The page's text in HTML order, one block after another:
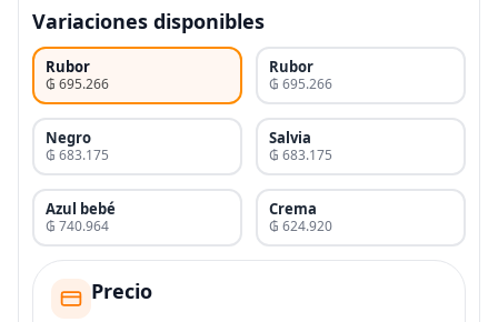
Variaciones disponibles
Rubor
₲ 695.266
Rubor
₲ 695.266
Negro
₲ 683.175
Salvia
₲ 683.175
Azul bebé
₲ 740.964
Crema
₲ 624.920
Precio